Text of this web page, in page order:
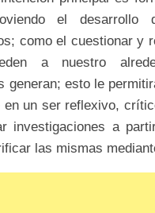
el desarrollo
como el cuestionar y
a nuestro
generan; esto le
en un ser reflexivo,
investigaciones a
las mismas